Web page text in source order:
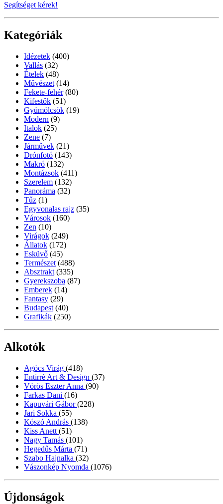
Segítséget kérek!
Kategóriák
Idézetek (400)
Vallás (32)
Ételek (48)
Művészet (14)
Fekete-fehér (80)
Kifestők (51)
Gyümölcsök (19)
Modern (9)
Italok (25)
Zene (7)
Járművek (21)
Drónfotó (143)
Makró (132)
Montázsok (411)
Szerelem (132)
Panoráma (32)
Tűz (1)
Egyvonalas rajz (35)
Városok (160)
Zen (10)
Virágok (249)
Állatok (172)
Esküvő (45)
Természet (488)
Absztrakt (335)
Gyerekszoba (87)
Emberek (14)
Fantasy (29)
Budapest (40)
Grafikák (250)
Alkotók
Agócs Virág (418)
Entirrè Art & Design (37)
Vörös Eszter Anna (90)
Farkas Dani (16)
Kapuvári Gábor(228)
Jari Sokka (55)
Kószó András (138)
Kiss Anett (51)
Nagy Tamás (101)
Hegedűs Márta (71)
Szabo Hajnalka (32)
Vászonkép Nyomda (1076)
Újdonságok